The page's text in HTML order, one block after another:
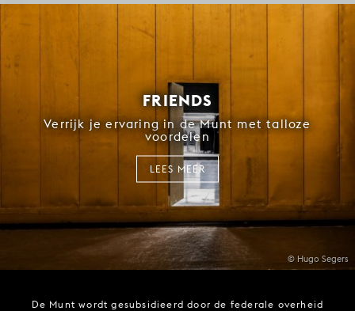
© Hugo Segers
FRIENDS
Verrijk je ervaring in de Munt met talloze
voordelen
LEES MEER
De Munt wordt gesubsidieerd door de federale overheid